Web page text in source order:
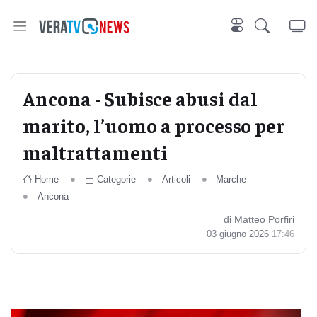
Ancona - Subisce abusi dal
marito, l’uomo a processo per
maltrattamenti
Home Categorie Articoli
Marche
Ancona
di Matteo Porfiri
03 giugno 2026 17:46